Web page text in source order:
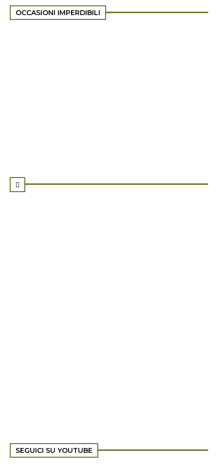
OCCASIONI IMPERDIBILI

SEGUICI SU YOUTUBE